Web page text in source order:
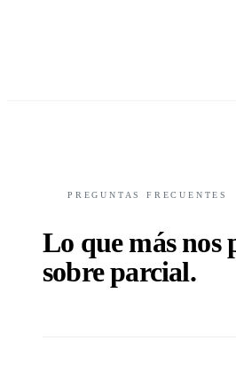
PREGUNTAS FRECUENTES
Lo que más nos
sobreparcial.